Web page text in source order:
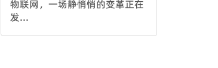
物联网，一场静悄悄的变革正在
发...